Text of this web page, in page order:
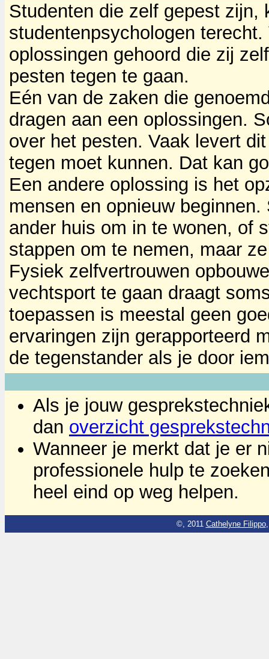
Studenten die zelf gepest zijn,
studentenpsychologen
oplossingen gehoord die zij
pesten tegen te gaan.
Eén van de zaken die
dragen aan een oplossingen.
over het pesten. Vaak levert
tegen moet kunnen. Dat kan
Een andere oplossing is het
mensen en opnieuw
ander huis om in te wonen, of
stappen om te nemen, maar
Fysiek zelfvertrouwen
vechtsport te gaan draagt
toepassen is meestal geen
ervaringen zijn gerapporteerd
de tegenstander als je door
Als je jouw
dan overzicht
Wanneer je merkt dat je er
professionele hulp te
heel eind op weg helpen.
©, 2011 Cathelyne Filippo